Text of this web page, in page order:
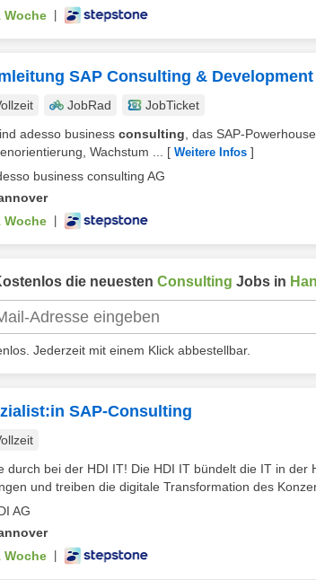
Woche
SAP Consulting &
JobRad
JobTicket
adesso business consulting , das SAP-
Wachstum ...
[ Weitere Infos ]
business consulting AG
Woche
die neuesten Consulting Jobs in
Jederzeit mit einem Klick abbestellbar.
SAP-Consulting
durch bei der HDI IT! Die HDI IT bündelt die IT in
und treiben die digitale Transformation des
AG
Woche